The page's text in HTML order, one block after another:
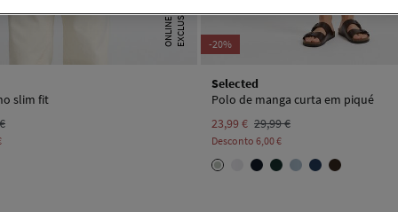
E
X
C
L
U
SI
V
E
O
N
L
I
N
E
slim fit
-20%
Selected
Polo de manga curta em piqué
23,99 € 29,99 €
Desconto 6,00 €